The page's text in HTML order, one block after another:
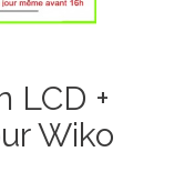
LCD +
Wiko